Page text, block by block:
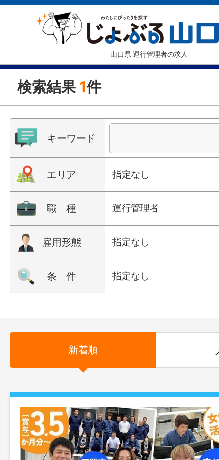
山口県 運行管理者の求人
検索結果 1件
キーワード
エリア 指定なし
職 種 運行管理者
雇用形態 指定なし
条 件 指定なし
新着順